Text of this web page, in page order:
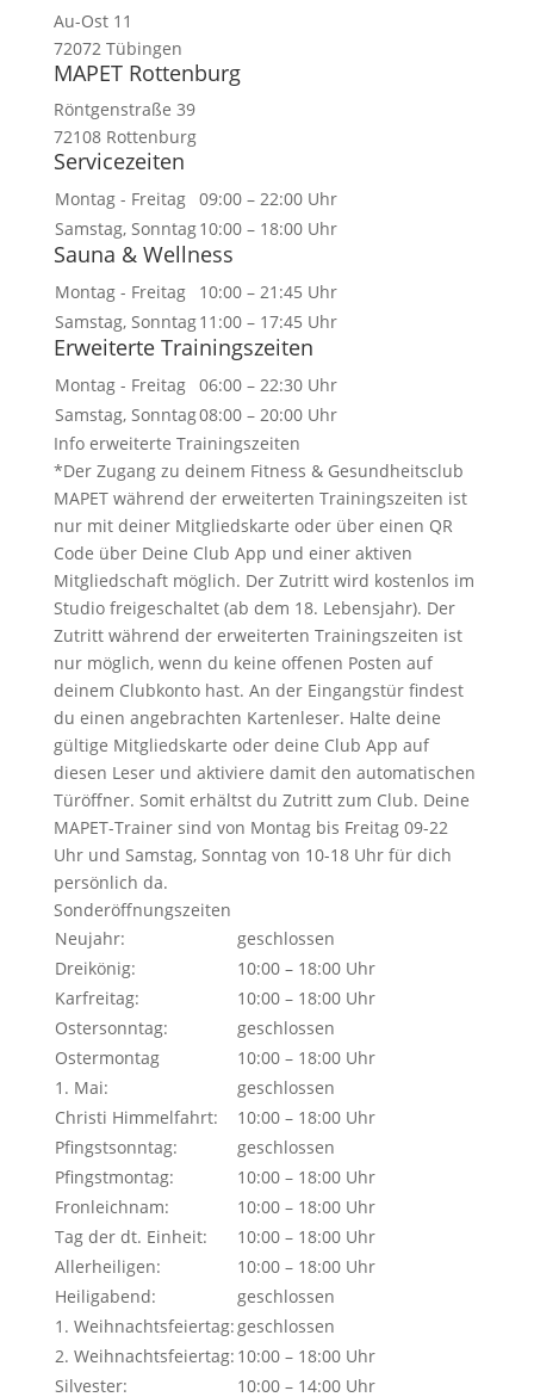
Au-Ost 11
72072 Tübingen
MAPET Rottenburg
Röntgenstraße 39
72108 Rottenburg
Servicezeiten
Montag - Freitag 09:00 – 22:00 Uhr
Samstag, Sonntag10:00 – 18:00 Uhr
Sauna & Wellness
Montag - Freitag
10:00 – 21:45 Uhr
Samstag, Sonntag11:00 – 17:45 Uhr
Erweiterte Trainingszeiten
Montag - Freitag 06:00 – 22:30 Uhr
Samstag, Sonntag08:00 – 20:00 Uhr
Info erweiterte Trainingszeiten
*Der Zugang zu deinem Fitness & Gesundheitsclub
MAPET während der erweiterten Trainingszeiten ist
nur mit deiner Mitgliedskarte oder über einen QR
Code über Deine Club App und einer aktiven
Mitgliedschaft möglich. Der Zutritt wird kostenlos im
Studio freigeschaltet (ab dem 18. Lebensjahr). Der
Zutritt während der erweiterten Trainingszeiten ist
nur möglich, wenn du keine offenen Posten auf
deinem Clubkonto hast. An der Eingangstür findest
du einen angebrachten Kartenleser. Halte deine
gültige Mitgliedskarte oder deine Club App auf
diesen Leser und aktiviere damit den automatischen
Türöffner. Somit erhältst du Zutritt zum Club. Deine
MAPET-Trainer sind von Montag bis Freitag 09-22
Uhr und Samstag, Sonntag von 10-18 Uhr für dich
persönlich da.
Sonderöffnungszeiten
Neujahr:
geschlossen
Dreikönig:
10:00 – 18:00 Uhr
Karfreitag:
10:00 – 18:00 Uhr
Ostersonntag:
geschlossen
Ostermontag
10:00 – 18:00 Uhr
1. Mai:
geschlossen
Christi Himmelfahrt:
10:00 – 18:00 Uhr
Pfingstsonntag:
geschlossen
Pfingstmontag:
10:00 – 18:00 Uhr
Fronleichnam:
10:00 – 18:00 Uhr
Tag der dt. Einheit:
10:00 – 18:00 Uhr
Allerheiligen:
10:00 – 18:00 Uhr
Heiligabend:
geschlossen
1. Weihnachtsfeiertag:geschlossen
2. Weihnachtsfeiertag: 10:00 – 18:00 Uhr
Silvester:
10:00 – 14:00 Uhr